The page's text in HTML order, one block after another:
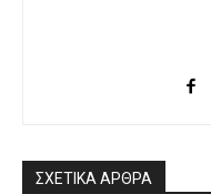
ΣΧΕΤΙΚΑ ΑΡΘΡΑ